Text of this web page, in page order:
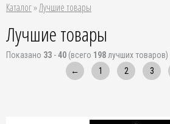
Каталог»Лучшие товары
Лучшие товары
Показано 33 -40 (всего 198 лучших товаров)
←
1 2 3